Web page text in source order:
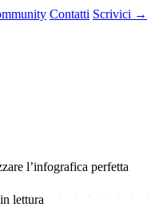
Contatti Scrivici →
l’infografica perfetta
lettura